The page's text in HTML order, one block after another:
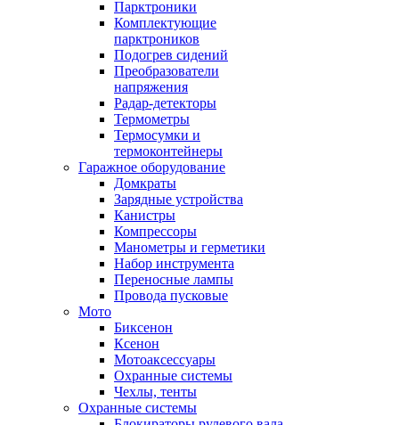
Парктроники
Комплектующие
парктроников
Подогрев сидений
Преобразователи
напряжения
Радар-детекторы
Термометры
Термосумки и
термоконтейнеры
Гаражное оборудование
Домкраты
Зарядные устройства
Канистры
Компрессоры
Манометры и герметики
Набор инструмента
Переносные лампы
Провода пусковые
Мото
Биксенон
Ксенон
Мотоаксессуары
Охранные системы
Чехлы, тенты
Охранные системы